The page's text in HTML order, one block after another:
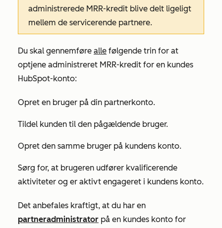
administrerede MRR-kredit blive delt ligeligt
mellem de servicerende partnere.
Du skal gennemføre alle følgende trin for at
optjene administreret MRR-kredit for en kundes
HubSpot-konto:
Opret en bruger på din partnerkonto.
Tildel kunden til den pågældende bruger.
Opret den samme bruger på kundens konto.
Sørg for, at brugeren udfører kvalificerende
aktiviteter og er aktivt engageret i kundens konto.
Det anbefales kraftigt, at du har en
partneradministrator på en kundes konto for